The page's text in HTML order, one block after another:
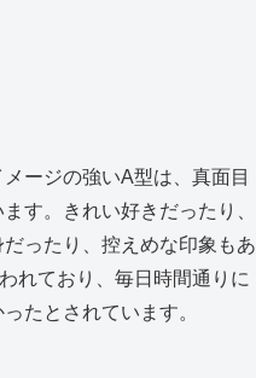
ージの強いA型は、真面目
す。きれい好きだったり、
ったり、控えめな印象もあ
れており、毎日時間通りに
たとされています。